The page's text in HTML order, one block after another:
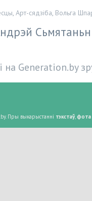
, Арт-сядзіба, Вольга
на Generation.by
Пры выкарыстанні тэкстаў,фота